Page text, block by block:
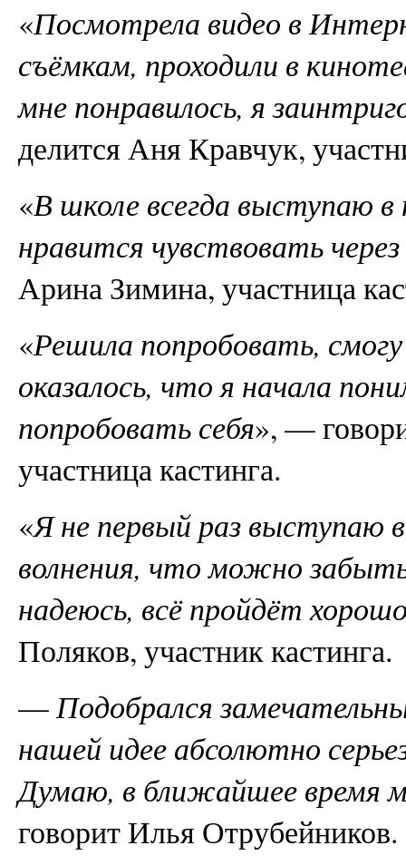
«Посмотрела видео в
съёмкам, проходили в
мне понравилось, я
делится Аня Кравчук,
«В школе всегда выступаю
нравится чувствовать через
Арина Зимина, участница
«Решила попробовать,
оказалось, что я начала
попробовать себя», —
участница кастинга.
«Я не первый раз выступаю
волнения, что можно
надеюсь, всё пройдёт
Поляков, участник кастинга.
—Подобрался
нашей идее абсолютно
Думаю, в ближайшее время
говорит Илья Отрубейников.